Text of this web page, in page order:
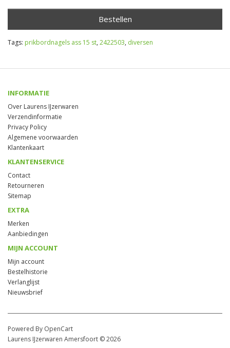
Bestellen
Tags: prikbordnagels ass 15 st, 2422503, diversen
INFORMATIE
Over Laurens IJzerwaren
Verzendinformatie
Privacy Policy
Algemene voorwaarden
Klantenkaart
KLANTENSERVICE
Contact
Retourneren
Sitemap
EXTRA
Merken
Aanbiedingen
MIJN ACCOUNT
Mijn account
Bestelhistorie
Verlanglijst
Nieuwsbrief
Powered By OpenCart
Laurens IJzerwaren Amersfoort © 2026